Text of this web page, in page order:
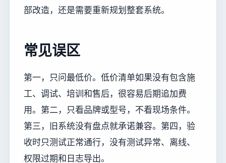
部改造，还是需要重新规划整套系统。
常见误区
第一，只问最低价。低价清单如果没有包含施
工、调试、培训和售后，很容易后期追加费
用。第二，只看品牌或型号，不看现场条件。
第三，旧系统没有盘点就承诺兼容。第四，验
收时只测试正常通行，没有测试异常、离线、
权限过期和日志导出。